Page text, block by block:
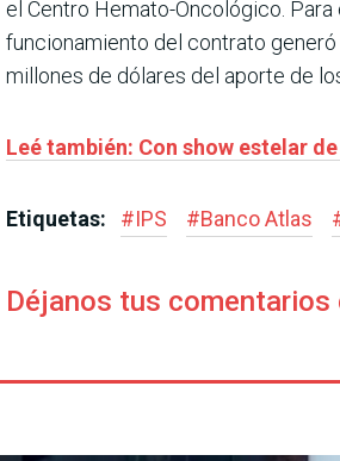
el Centro Hemato-Oncológico.
funcionamiento del contrato
millones de dólares del aporte de
Leé también: Con show estelar
Etiquetas: #IPS #Banco Atlas
Déjanos tus comentarios